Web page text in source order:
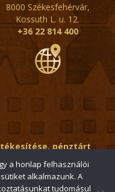
8000 Székesfehérvár,
Kossuth L. u. 12.
+36 22 814 400
pénztárt
arpadfurdo.hu
a honlap felhasználói
alkalmazunk. A
tudomásul